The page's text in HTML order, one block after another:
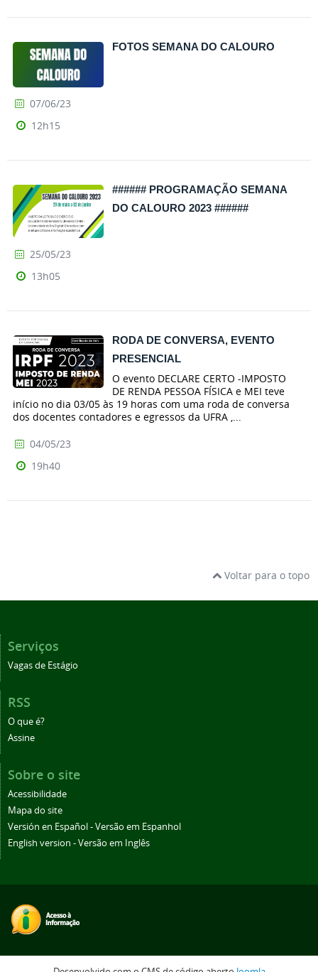
FOTOS SEMANA DO CALOURO
07/06/23
12h15
###### PROGRAMAÇÃO SEMANA
DO CALOURO 2023 ######
25/05/23
13h05
RODA DE CONVERSA, EVENTO
PRESENCIAL
O evento DECLARE CERTO -IMPOSTO
DE RENDA PESSOA FÍSICA e MEI teve
início no dia 03/05 às 19 horas com uma roda de conversa
dos docentes contadores e egressos da UFRA ,...
04/05/23
19h40
Voltar para o topo
Serviços
Vagas de Estágio
RSS
O que é?
Assine
Sobre o site
Acessibilidade
Mapa do site
Versión en Español - Versão em Espanhol
English version - Versão em Inglês